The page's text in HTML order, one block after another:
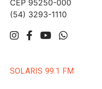
CEP 95250-000
(54) 3293-1110
SOLARIS 99.1 FM